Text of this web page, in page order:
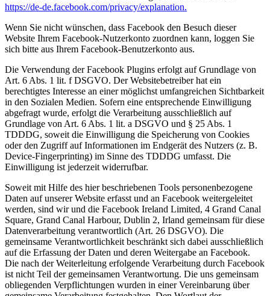
https://de-de.facebook.com/privacy/explanation.
Wenn Sie nicht wünschen, dass Facebook den Besuch dieser
Website Ihrem Facebook-Nutzerkonto zuordnen kann, loggen Sie
sich bitte aus Ihrem Facebook-Benutzerkonto aus.
Die Verwendung der Facebook Plugins erfolgt auf Grundlage von
Art. 6 Abs. 1 lit. f DSGVO. Der Websitebetreiber hat ein
berechtigtes Interesse an einer möglichst umfangreichen Sichtbarkeit
in den Sozialen Medien. Sofern eine entsprechende Einwilligung
abgefragt wurde, erfolgt die Verarbeitung ausschließlich auf
Grundlage von Art. 6 Abs. 1 lit. a DSGVO und § 25 Abs. 1
TDDDG, soweit die Einwilligung die Speicherung von Cookies
oder den Zugriff auf Informationen im Endgerät des Nutzers (z. B.
Device-Fingerprinting) im Sinne des TDDDG umfasst. Die
Einwilligung ist jederzeit widerrufbar.
Soweit mit Hilfe des hier beschriebenen Tools personenbezogene
Daten auf unserer Website erfasst und an Facebook weitergeleitet
werden, sind wir und die Facebook Ireland Limited, 4 Grand Canal
Square, Grand Canal Harbour, Dublin 2, Irland gemeinsam für diese
Datenverarbeitung verantwortlich (Art. 26 DSGVO). Die
gemeinsame Verantwortlichkeit beschränkt sich dabei ausschließlich
auf die Erfassung der Daten und deren Weitergabe an Facebook.
Die nach der Weiterleitung erfolgende Verarbeitung durch Facebook
ist nicht Teil der gemeinsamen Verantwortung. Die uns gemeinsam
obliegenden Verpflichtungen wurden in einer Vereinbarung über